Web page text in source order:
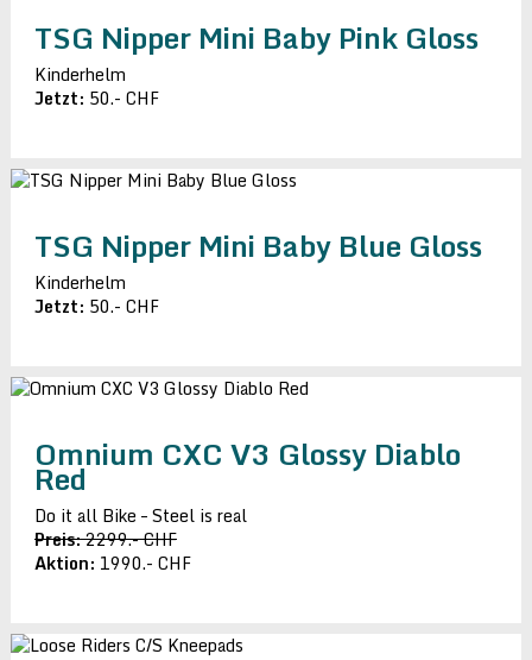
TSG Nipper Mini Baby Pink Gloss
Kinderhelm
Jetzt: 50.- CHF
TSG Nipper Mini Baby Blue Gloss
Kinderhelm
Jetzt: 50.- CHF
Omnium CXC V3 Glossy Diablo
Red
Do it all Bike – Steel is real
Preis:2299.- CHF
Aktion: 1990.- CHF